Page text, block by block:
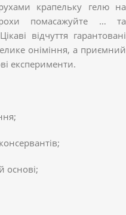
крапельку гелю на
помасажуйте … та
відчуття гарантовані
оніміння, а приємний
експерименти.
основі;